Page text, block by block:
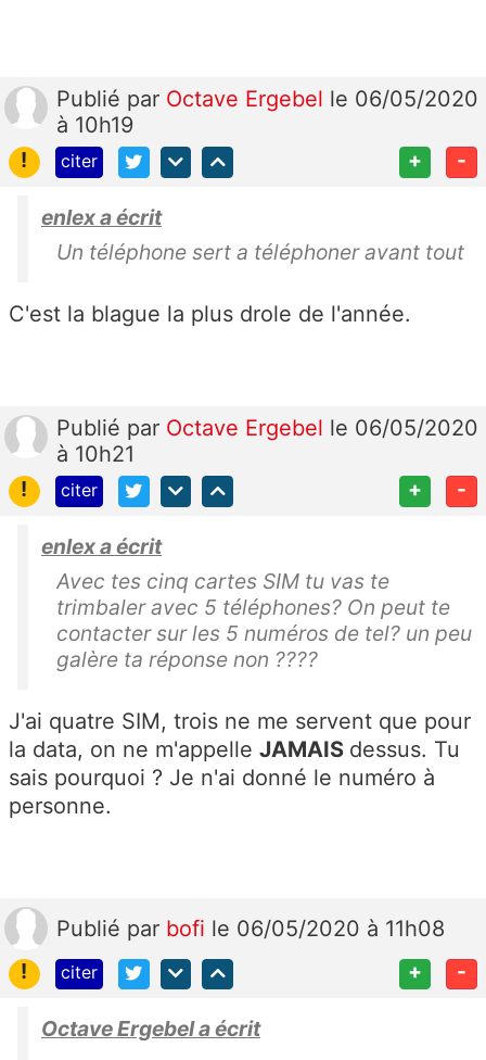
Publié par Octave Ergebel le 06/05/2020
à 10h19
!
citer + -
enlex a écrit
Un téléphone sert a téléphoner avant tout
C'est la blague la plus drole de l'année.
Publié par Octave Ergebel le 06/05/2020
à 10h21
!
citer + -
enlex a écrit
Avec tes cinq cartes SIM tu vas te
trimbaler avec 5 téléphones? On peut te
contacter sur les 5 numéros de tel? un peu
galère ta réponse non ????
J'ai quatre SIM, trois ne me servent que pour
la data, on ne m'appelle JAMAIS dessus. Tu
sais pourquoi ? Je n'ai donné le numéro à
personne.
Publié par bofi le 06/05/2020 à 11h08
!
citer + -
Octave Ergebel a écrit